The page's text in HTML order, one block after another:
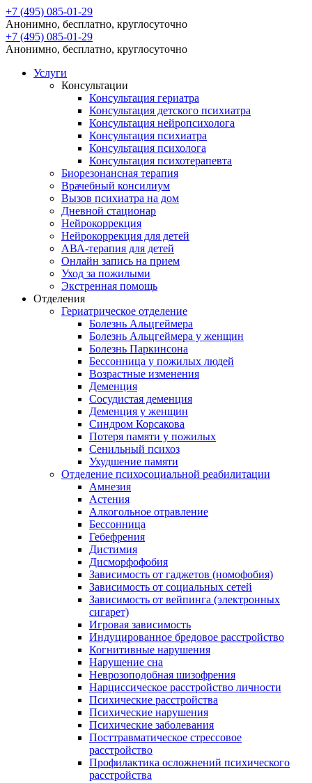
+7 (495) 085-01-29
Анонимно, бесплатно, круглосуточно
+7 (495) 085-01-29
Анонимно, бесплатно, круглосуточно
Услуги
Консультации
Консультация гериатра
Консультация детского психиатра
Консультация нейропсихолога
Консультация психиатра
Консультация психолога
Консультация психотерапевта
Биорезонансная терапия
Врачебный консилиум
Вызов психиатра на дом
Дневной стационар
Нейрокоррекция
Нейрокоррекция для детей
АВА-терапия для детей
Онлайн запись на прием
Уход за пожилыми
Экстренная помощь
Отделения
Гериатрическое отделение
Болезнь Альцгеймера
Болезнь Альцгеймера у женщин
Болезнь Паркинсона
Бессонница у пожилых людей
Возрастные изменения
Деменция
Сосудистая деменция
Деменция у женщин
Синдром Корсакова
Потеря памяти у пожилых
Сенильный психоз
Ухудшение памяти
Отделение психосоциальной реабилитации
Амнезия
Астения
Алкогольное отравление
Бессонница
Гебефрения
Дистимия
Дисморфофобия
Зависимость от гаджетов (номофобия)
Зависимость от социальных сетей
Зависимость от вейпинга (электронных
сигарет)
Игровая зависимость
Индуцированное бредовое расстройство
Когнитивные нарушения
Нарушение сна
Неврозоподобная шизофрения
Нарциссическое расстройство личности
Психические расстройства
Психические нарушения
Психические заболевания
Посттравматическое стрессовое
расстройство
Профилактика осложнений психического
расстройства